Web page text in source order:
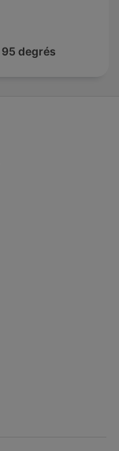
95 degrés